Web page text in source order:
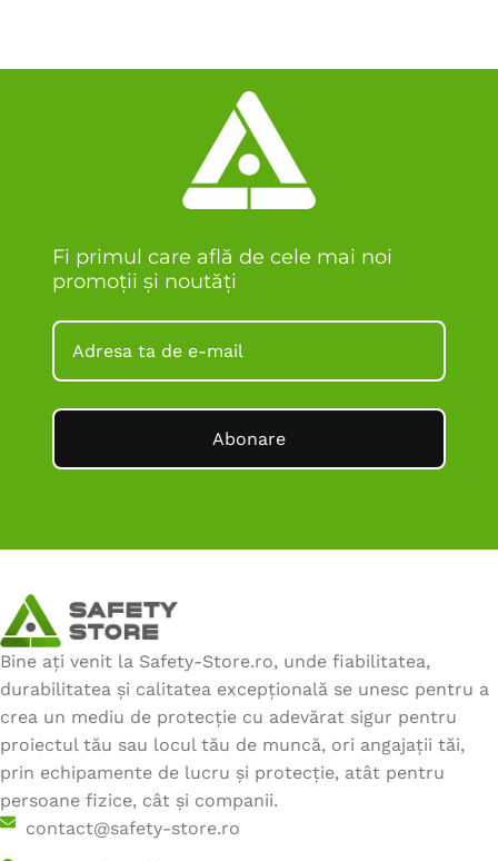
Fi primul care află de cele mai noi
promoții și noutăți
Abonare
Bine ați venit la Safety-Store.ro, unde fiabilitatea,
durabilitatea și calitatea excepțională se unesc pentru a
crea un mediu de protecție cu adevărat sigur pentru
proiectul tău sau locul tău de muncă, ori angajații tăi,
prin echipamente de lucru și protecție, atât pentru
persoane fizice, cât și companii.
contact@safety-store.ro